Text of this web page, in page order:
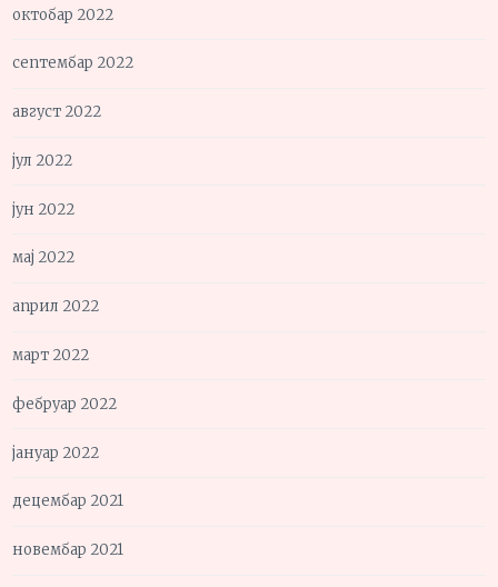
октобар 2022
септембар 2022
август 2022
јул 2022
јун 2022
мај 2022
април 2022
март 2022
фебруар 2022
јануар 2022
децембар 2021
новембар 2021